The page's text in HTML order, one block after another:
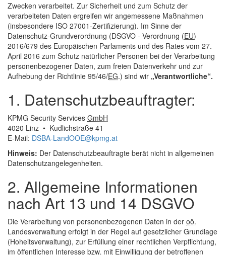
Zwecken verarbeitet. Zur Sicherheit und zum Schutz der
verarbeiteten Daten ergreifen wir angemessene Maßnahmen
(insbesondere ISO 27001-Zertifizierung). Im Sinne der
Datenschutz-Grundverordnung (DSGVO - Verordnung (EU)
2016/679 des Europäischen Parlaments und des Rates vom 27.
April 2016 zum Schutz natürlicher Personen bei der Verarbeitung
personenbezogener Daten, zum freien Datenverkehr und zur
Aufhebung der Richtlinie 95/46/EG.) sind wir „Verantwortliche“.
1. Datenschutzbeauftragter:
KPMG Security Services GmbH
4020 Linz • Kudlichstraße 41
E-Mail: DSBA-LandOOE@kpmg.at
Hinweis: Der Datenschutzbeauftragte berät nicht in allgemeinen
Datenschutzangelegenheiten.
2. Allgemeine Informationen
nach Art 13 und 14 DSGVO
Die Verarbeitung von personenbezogenen Daten in der oö.
Landesverwaltung erfolgt in der Regel auf gesetzlicher Grundlage
(Hoheitsverwaltung), zur Erfüllung einer rechtlichen Verpflichtung,
im öffentlichen Interesse bzw. mit Einwilligung der betroffenen